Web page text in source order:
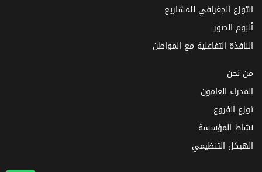
التوزع الجغرافي للمشاريع
ألبوم الصور
النافذة التفاعلية مع المواطن
من نحن
المدراء العامون
توزع الفروع
نشاط المؤسسة
الهيكل التنظيمي